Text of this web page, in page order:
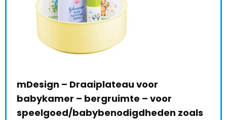
mDesign – Draaiplateau voor
babykamer – bergruimte – voor
speelgoed/babybenodigdheden zoals